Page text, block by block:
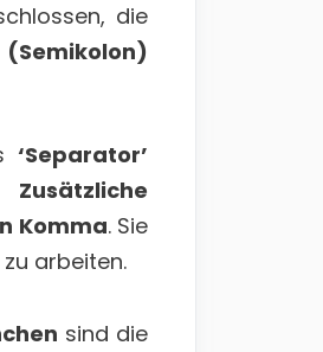
die
(Semikolon)
‘Separator’
Komma. Sie
arbeiten.
sind die